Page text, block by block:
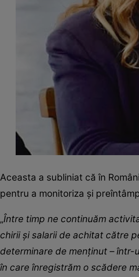
Aceasta a subliniat că în
pentru a monitoriza şi
„Între timp ne continuăm
chirii şi salarii de achitat către
determinare de menţinut –
în care înregistrăm o scădere